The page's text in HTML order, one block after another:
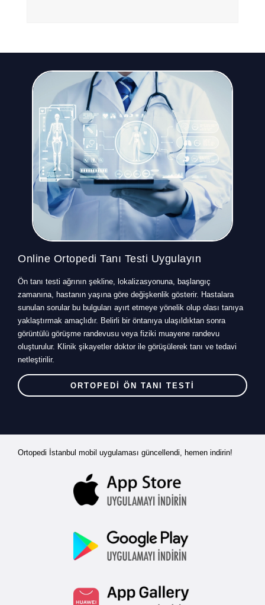
Online Ortopedi Tanı Testi Uygulayın
Ön tanı testi ağrının şekline, lokalizasyonuna, başlangıç
zamanına, hastanın yaşına göre değişkenlik gösterir. Hastalara
sunulan sorular bu bulguları ayırt etmeye yönelik olup olası tanıya
yaklaştırmak amaçlıdır. Belirli bir öntanıya ulaşıldıktan sonra
görüntülü görüşme randevusu veya fiziki muayene randevu
oluşturulur. Klinik şikayetler doktor ile görüşülerek tanı ve tedavi
netleştirilir.
ORTOPEDİ ÖN TANI TESTİ
Ortopedi İstanbul mobil uygulaması güncellendi, hemen indirin!